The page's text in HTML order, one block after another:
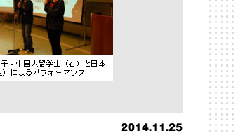
2014.11.25